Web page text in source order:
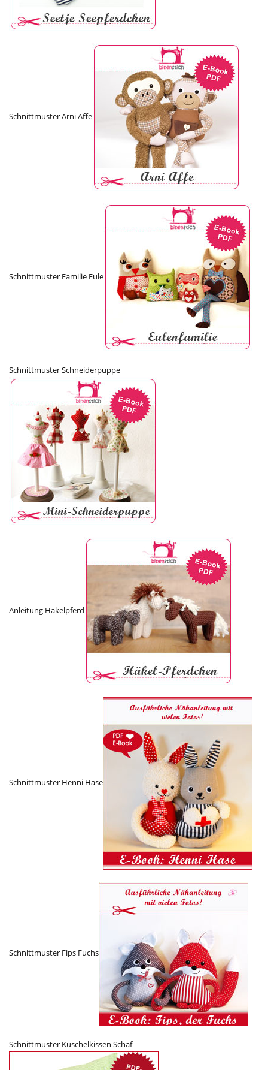
Schnittmuster Arni Affe
Schnittmuster Familie Eule
Schnittmuster Schneiderpuppe
Anleitung Häkelpferd
Schnittmuster Henni Hase
Schnittmuster Fips Fuchs
Schnittmuster Kuschelkissen Schaf